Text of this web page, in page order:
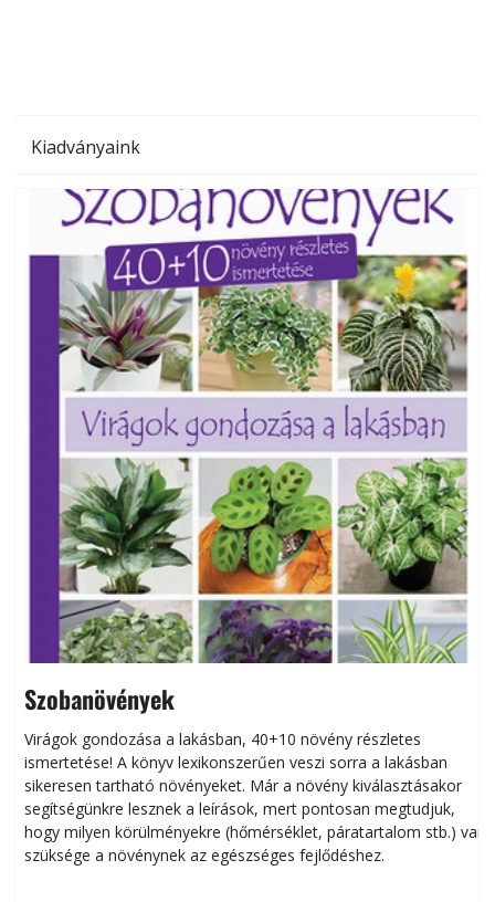
Kiadványaink
Szobanövények
Virágok gondozása a lakásban, 40+10 növény részletes
ismertetése! A könyv lexikonszerűen veszi sorra a lakásban
sikeresen tart­ha­tó növényeket. Már a növény kiválasztásakor
segítségünkre lesznek a leírások, mert pontosan megtudjuk,
hogy milyen körülményekre (hőmérséklet, páratartalom stb.) van
szüksége a növénynek az egészséges fejlődéshez.